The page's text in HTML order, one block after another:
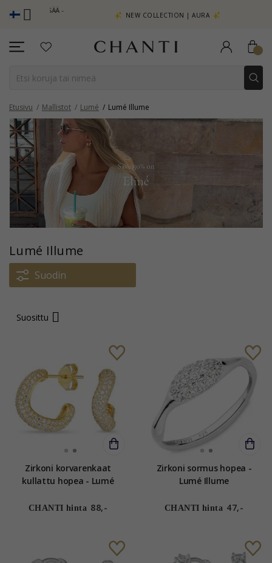
LISÄÄ -
NEW COLLECTION | AURA
Etusivu Mallistot Lumé Lumé Illume
Lumé Illume
Suodin
Suosittu
Zirkoni korvarenkaat
kullattu hopea - Lumé
CHANTI hinta 88,-
Zirkoni sormus hopea -
Lumé Illume
CHANTI hinta 47,-